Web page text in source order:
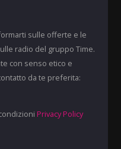
sulle offerte e le
radio del gruppo Time.
con senso etico e
da te preferita:
Privacy Policy